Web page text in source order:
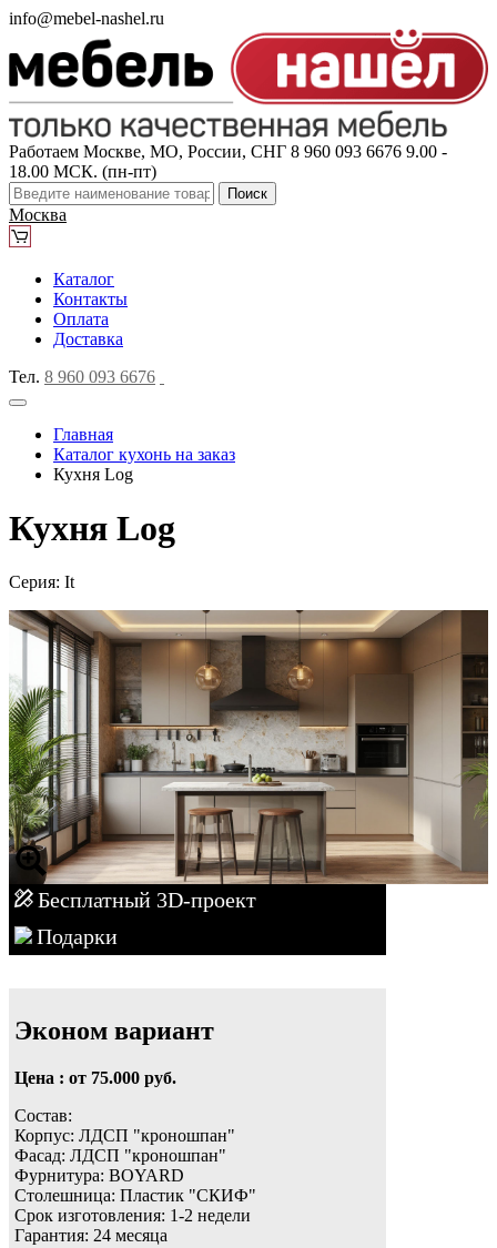
info@mebel-nashel.ru
Работаем Москве, МО, России, СНГ 8 960 093 6676 9.00 -
18.00 МСК. (пн-пт)
Поиск
Москва
Каталог
Контакты
Оплата
Доставка
Тел. 8 960 093 6676
Главная
Каталог кухонь на заказ
Кухня Log
Кухня Log
Серия: It
Бесплатный 3D-проект
Подарки
Эконом вариант
Цена : от 75.000 руб.
Состав:
Корпус: ЛДСП "кроношпан"
Фасад: ЛДСП "кроношпан"
Фурнитура: BOYARD
Столешница: Пластик "СКИФ"
Срок изготовления: 1-2 недели
Гарантия: 24 месяца